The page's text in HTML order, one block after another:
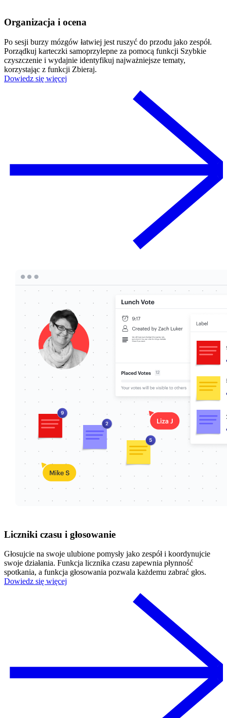
Organizacja i ocena
Po sesji burzy mózgów łatwiej jest ruszyć do przodu jako zespół.
Porządkuj karteczki samoprzylepne za pomocą funkcji Szybkie
czyszczenie i wydajnie identyfikuj najważniejsze tematy,
korzystając z funkcji Zbieraj.
Dowiedz się więcej
Liczniki czasu i głosowanie
Głosujcie na swoje ulubione pomysły jako zespół i koordynujcie
swoje działania. Funkcja licznika czasu zapewnia płynność
spotkania, a funkcja głosowania pozwala każdemu zabrać głos.
Dowiedz się więcej